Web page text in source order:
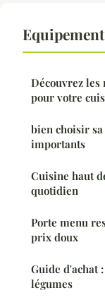
Découvrez les
pour votre
bien choisir
importants
Cuisine haut
quotidien
Porte menu
prix doux
Guide d'achat
légumes